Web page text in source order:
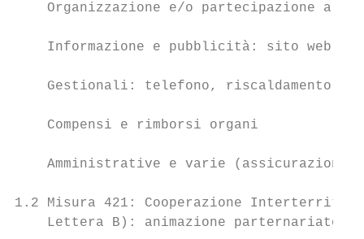
Organizzazione e/o partecipazione a
Informazione e pubblicità: sito web,
Gestionali: telefono, riscaldamento,
Compensi e rimborsi organi
Amministrative e varie
1.2 Misura 421: Cooperazione
Lettera B): animazione parternariato